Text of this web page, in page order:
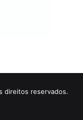
direitos reservados.